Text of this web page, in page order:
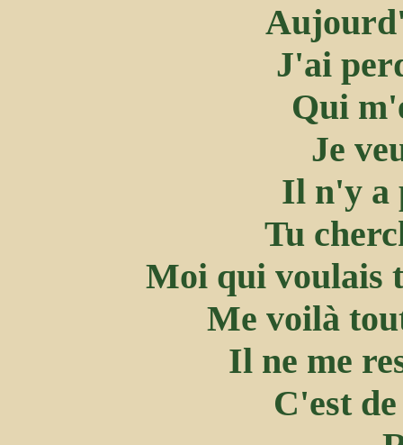
J'ai
Qui
Je
Il n'y a
Tu
Moi qui voulais
Me voilà
Il ne me
C'est